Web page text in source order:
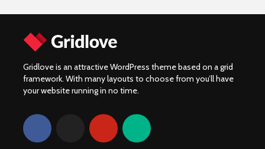
Gridlove is an attractive WordPress theme based on a grid
framework. With many layouts to choose from you’ll have
your website running in no time.